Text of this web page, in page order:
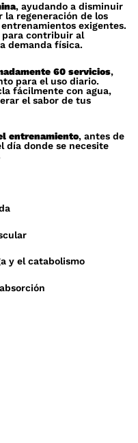
, ayudando a disminuir
la regeneración de los
exigentes.
para contribuir al
demanda física.
60 servicios,
para el uso diario.
fácilmente con agua,
el sabor de tus
entrenamiento, antes de
día donde se necesite
y el catabolismo